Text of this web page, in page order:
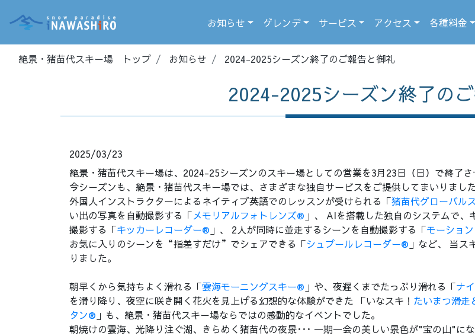
お知らせ ゲレンデ サービス アクセス 各種料金
絶景・猪苗代スキー場 トップ お知らせ 2024-2025シーズン終了のご報告と御礼
2024-2025シーズン終了の
2025/03/23
絶景・猪苗代スキー場は、2024-25シーズンのスキー場としての営業を3月23日（日）で終了さ
今シーズンも、絶景・猪苗代スキー場では、さまざまな独自サービスをご提供してまいりました
外国人インストラクターによるネイティブ英語でのレッスンが受けられる「猪苗代グローバル
い出の写真を自動撮影する「メモリアルフォトレンズ® 」、 AIを搭載した独自のシステムで
撮影する「キッカーレコーダー® 」、 2人が同時に並走するシーンを自動撮影する「モーショ
お気に入りのシーンを“指差すだけ”でシェアできる「シュプールレコーダー® 」など、 当
りました。
朝早くから気持ちよく滑れる「雲海モーニングスキー® 」や、夜遅くまでたっぷり滑れる「ナ
を滑り降り、夜空に咲き開く花火を見上げる幻想的な体験ができた 「いなスキ！ たいまつ滑走
タン® 」も、絶景・猪苗代スキー場ならではの感動的なイベントでした。
朝焼けの雲海、光降り注ぐ湖、きらめく猪苗代の夜景･･･ 一期一会の美しい景色が"宝の山"に